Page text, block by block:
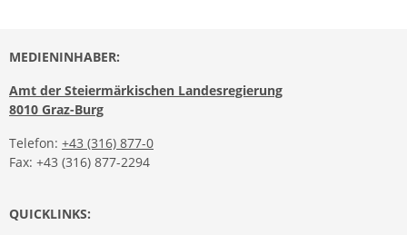
MEDIENINHABER:
Amt der Steiermärkischen Landesregierung
8010 Graz-Burg
Telefon: +43 (316) 877-0
Fax: +43 (316) 877-2294
QUICKLINKS: